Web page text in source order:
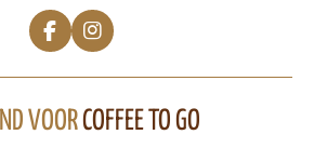
F
a
c
b
o
I
n
s
a
g
VOORCOFFEE TO GO